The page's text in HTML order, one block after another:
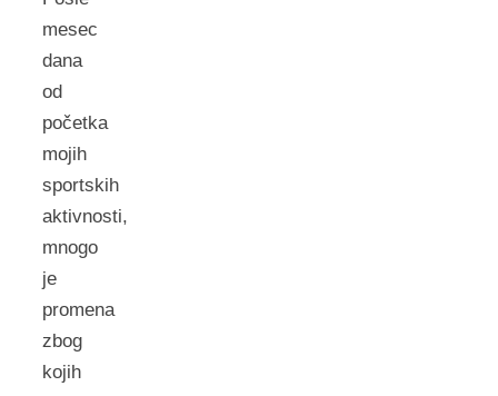
mesec
dana
od
početka
mojih
sportskih
aktivnosti,
mnogo
je
promena
zbog
kojih